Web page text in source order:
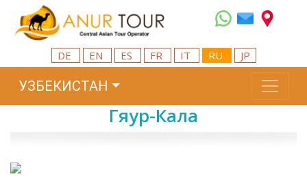
DE EN ES FR IT RU JP
УЗБЕКИСТАН
Гяур-Кала